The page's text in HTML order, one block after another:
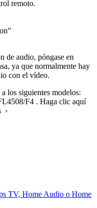
remoto.
de audio, póngase en
ya que normalmente hay
con el vídeo.
los siguientes modelos:
F4 . Haga clic aquí
›
TV, Home Audio o Home